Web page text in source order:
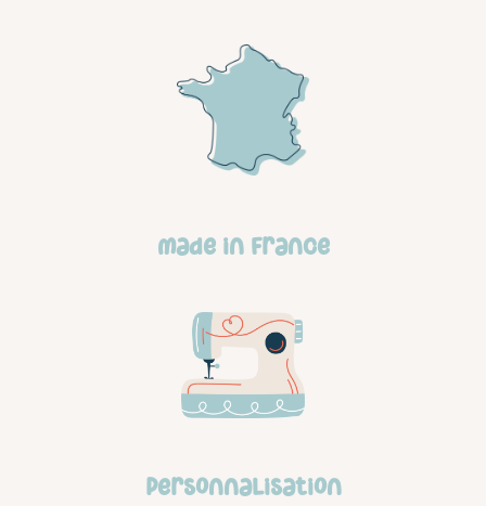
made in france
personnalisation